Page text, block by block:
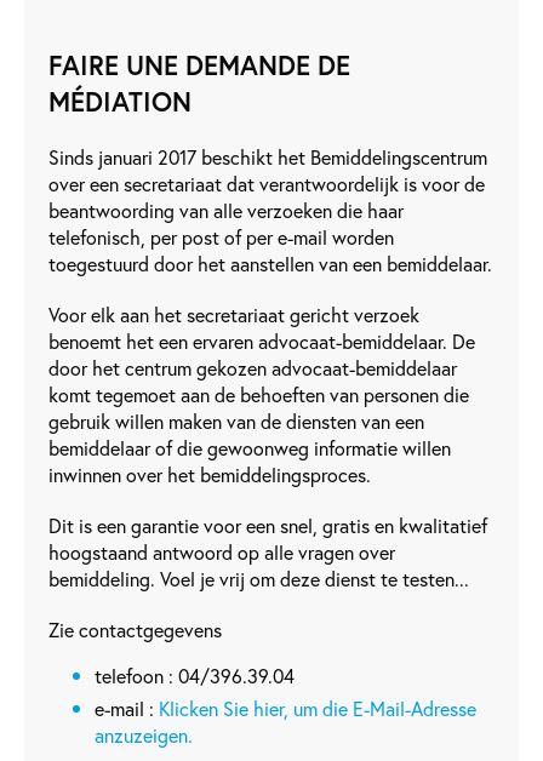
FAIRE UNE DEMANDE DE
MÉDIATION
Sinds januari 2017 beschikt het Bemiddelingscentrum
over een secretariaat dat verantwoordelijk is voor de
beantwoording van alle verzoeken die haar
telefonisch, per post of per e-mail worden
toegestuurd door het aanstellen van een bemiddelaar.
Voor elk aan het secretariaat gericht verzoek
benoemt het een ervaren advocaat-bemiddelaar. De
door het centrum gekozen advocaat-bemiddelaar
komt tegemoet aan de behoeften van personen die
gebruik willen maken van de diensten van een
bemiddelaar of die gewoonweg informatie willen
inwinnen over het bemiddelingsproces.
Dit is een garantie voor een snel, gratis en kwalitatief
hoogstaand antwoord op alle vragen over
bemiddeling. Voel je vrij om deze dienst te testen...
Zie contactgegevens
telefoon : 04/396.39.04
e-mail : Klicken Sie hier, um die E-Mail-Adresse
anzuzeigen.